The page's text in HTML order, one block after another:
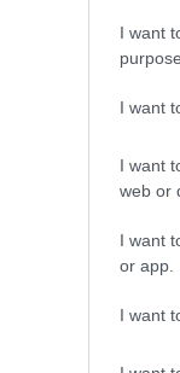
I want
I want
I want
web or
I want
or app.
I want